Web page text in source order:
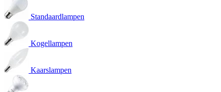
Standaardlampen
Kogellampen
Kaarslampen